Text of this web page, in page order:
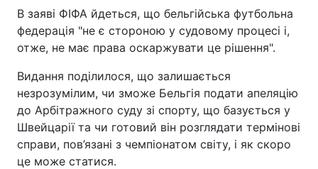
В заяві ФІФА йдеться, що бельгійська футбольна
федерація "не є стороною у судовому процесі і,
отже, не має права оскаржувати це рішення".
Видання поділилося, що залишається
незрозумілим, чи зможе Бельгія подати апеляцію
до Арбітражного суду зі спорту, що базується у
Швейцарії та чи готовий він розглядати термінові
справи, пов’язані з чемпіонатом світу, і як скоро
це може статися.